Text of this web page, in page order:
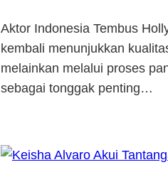
Aktor Indonesia Tembus
kembali menunjukkan
melainkan melalui proses
sebagai tonggak penting…